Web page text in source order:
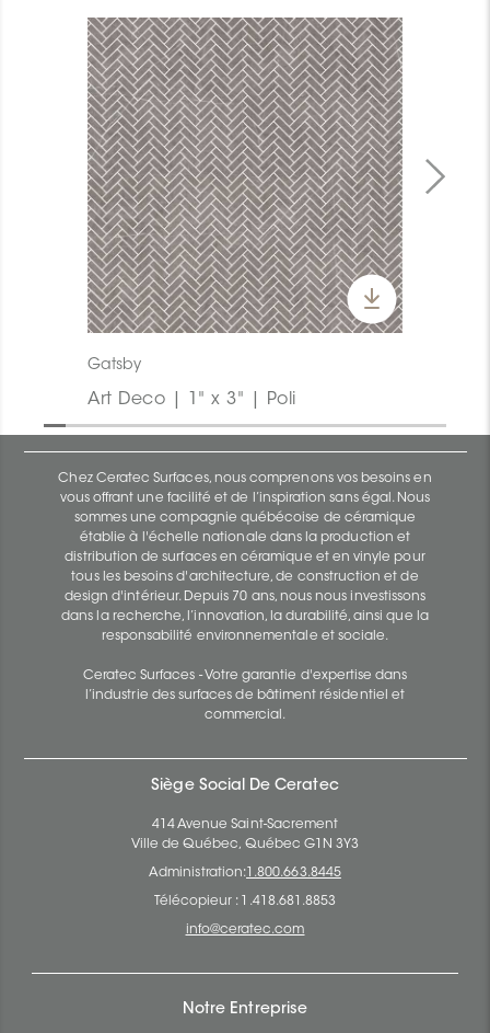
Gatsby
Art Deco | 1" x 3" | Poli
Chez Ceratec Surfaces, nous comprenons vos besoins en
vous offrant une facilité et de l’inspiration sans égal. Nous
sommes une compagnie québécoise de céramique
établie à l'échelle nationale dans la production et
distribution de surfaces en céramique et en vinyle pour
tous les besoins d'architecture, de construction et de
design d'intérieur. Depuis 70 ans, nous nous investissons
dans la recherche, l’innovation, la durabilité, ainsi que la
responsabilité environnementale et sociale.
Ceratec Surfaces - Votre garantie d'expertise dans
l’industrie des surfaces de bâtiment résidentiel et
commercial.
Siège Social De Ceratec
414 Avenue Saint-Sacrement
Ville de Québec, Québec G1N 3Y3
Administration: 1.800.663.8445
Télécopieur : 1.418.681.8853
info@ceratec.com
Notre Entreprise